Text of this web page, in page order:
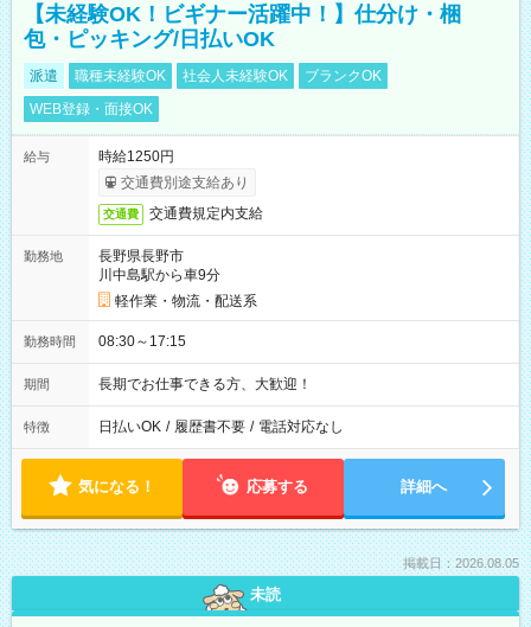
【未経験OK！ビギナー活躍中！】仕分け・梱
包・ピッキング/日払いOK
派遣 職種未経験OK 社会人未経験OK
ブランクOK
WEB登録・面接OK
給与
時給1250円
交通費別途支給あり
交通費 交通費規定内支給
勤務地
長野県長野市
川中島駅から車9分
軽作業・物流・配送系
勤務時間 08:30～17:15
期間 長期でお仕事できる方、大歓迎！
特徴 日払いOK / 履歴書不要 / 電話対応なし
気になる！ 応募する 詳細へ
掲載日：2026.08.05
未読